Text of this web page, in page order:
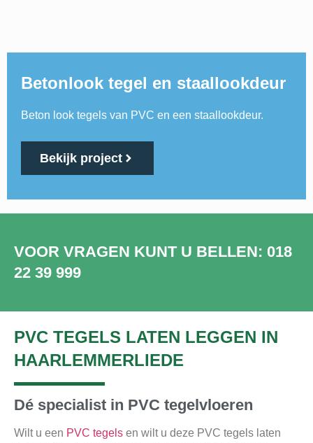
Betonlook tegel en staallookdeur
Beton look tegels van PVC en een staallookdeur.
Bekijk project
VOOR VRAGEN KUNT U BELLEN: 018
22 39 999
PVC TEGELS LATEN LEGGEN IN
HAARLEMMERLIEDE
Dé specialist in PVC tegelvloeren
Wilt u een PVC tegels en wilt u deze PVC tegels laten